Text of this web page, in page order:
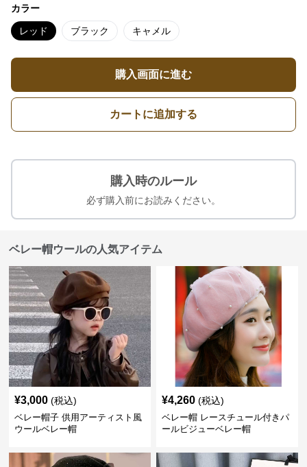
カラー
レッド ブラック キャメル
購入画面に進む
カートに追加する
購入時のルール
必ず購入前にお読みください。
ベレー帽ウールの人気アイテム
¥3,000 (税込)
ベレー帽子 供用アーティスト風
ウールベレー帽
¥4,260 (税込)
ベレー帽 レースチュール付きパ
ールビジューベレー帽